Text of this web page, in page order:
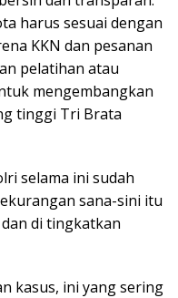
harus sesuai dengan
KKN dan pesanan
pelatihan atau
mengembangkan
tinggi Tri Brata
selama ini sudah
sana-sini itu
di tingkatkan
kasus, ini yang sering